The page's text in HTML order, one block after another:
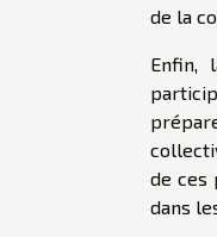
de la
Enfin,
de ces
dans